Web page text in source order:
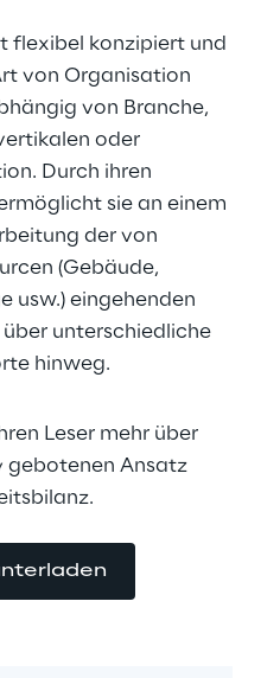
flexibel konzipiert und
von Organisation
von Branche,
oder
Durch ihren
sie an einem
der von
(Gebäude,
usw.) eingehenden
unterschiedliche
hinweg.
Leser mehr über
gebotenen Ansatz